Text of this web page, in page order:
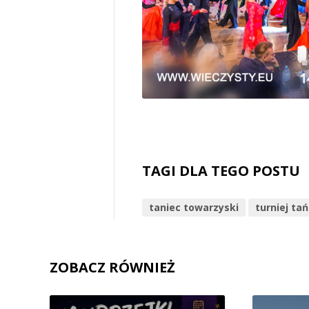
TAGI DLA TEGO POSTU
taniec towarzyski turniej
ZOBACZ RÓWNIEŻ